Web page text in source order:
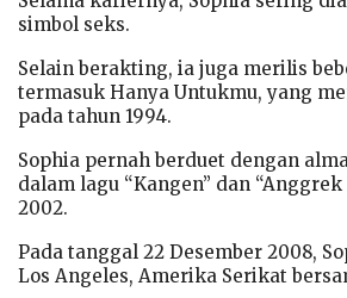
simbol seks.
Selain berakting, ia juga merilis
termasuk Hanya Untukmu, yang
pada tahun 1994.
Sophia pernah berduet dengan
dalam lagu “Kangen” dan
2002.
Pada tanggal 22 Desember 2008,
Los Angeles, Amerika Serikat